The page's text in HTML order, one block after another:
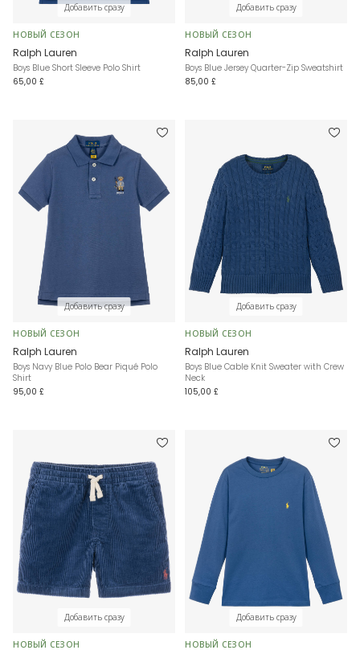
Добавить сразу
НОВЫЙ СЕЗОН
Ralph Lauren
Boys Blue Short Sleeve Polo Shirt
65,00 £
Добавить сразу
НОВЫЙ СЕЗОН
Ralph Lauren
Boys Blue Jersey Quarter-Zip Sweatshirt
85,00 £
Добавить сразу
НОВЫЙ СЕЗОН
Ralph Lauren
Boys Navy Blue Polo Bear Piqué Polo
Shirt
95,00 £
Добавить сразу
НОВЫЙ СЕЗОН
Ralph Lauren
Boys Blue Cable Knit Sweater with Crew
Neck
105,00 £
Добавить сразу
НОВЫЙ СЕЗОН
Добавить сразу
НОВЫЙ СЕЗОН